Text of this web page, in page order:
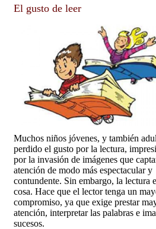
El gusto de leer
Muchos niños jóvenes, y también
perdido el gusto por la lectura,
por la invasión de imágenes que
atención de modo más espectacular y
contundente. Sin embargo, la lectura
cosa. Hace que el lector tenga un
compromiso, ya que exige prestar
atención, interpretar las palabras e
sucesos.